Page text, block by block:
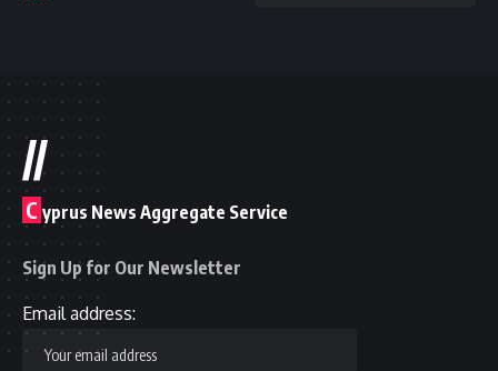
//
C yprus News Aggregate Service
Sign Up for Our Newsletter
Email address: